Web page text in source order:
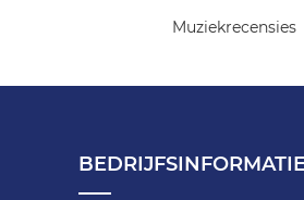
Muziekrecensies